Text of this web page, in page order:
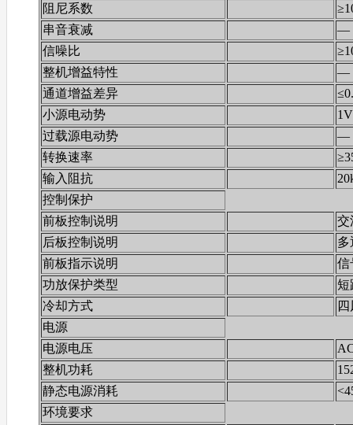
阻尼系数
串音衰减
—
信噪比
整机增益特性
—
通道增益差异
小源电动势
1V
过载源电动势
—
转换速率
输入阻抗
控制保护
前板控制说明
交
后板控制说明
多
前板指示说明
信
功放保护类型
短
冷却方式
四
电源
电源电压
整机功耗
静态电源消耗
环境要求